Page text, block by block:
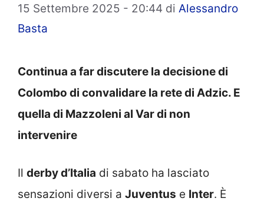
15 Settembre 2025 - 20:44 di Alessandro
Basta
Continua a far discutere la decisione di
Colombo di convalidare la rete di Adzic. E
quella di Mazzoleni al Var di non
intervenire
Il derby d’Italia di sabato ha lasciato
sensazioni diversi a Juventus e Inter. È